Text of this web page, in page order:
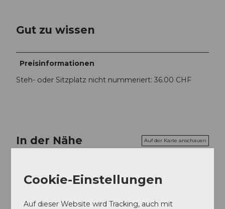
Gut zu wissen
Preisinformationen
Steh- oder Sitzplatz nicht nummeriert: 36.00 CHF
In der Nähe Auf der Karte anschauen
Veranstaltung
Essen und Trinken
Cookie-Einstellungen
Auf dieser Website wird Tracking, auch mit